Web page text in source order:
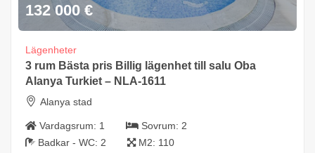
132 000 €
Lägenheter
3 rum Bästa pris Billig lägenhet till salu Oba
Alanya Turkiet – NLA-1611
Alanya stad
Vardagsrum: 1 Sovrum: 2
Badkar - WC: 2 M2: 110